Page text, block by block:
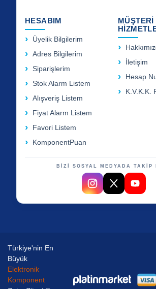
HESABIM
Üyelik Bilgilerim
Adres Bilgilerim
Siparişlerim
Stok Alarm Listem
Alışveriş Listem
Fiyat Alarm Listem
Favori Listem
KomponentPuan
MÜŞTERİ
İletişim
Hesap
K.V.K.K.
BİZİ SOSYAL MEDYADA TAKİP
Türkiye'nin En
Büyük
Elektronik
Komponent